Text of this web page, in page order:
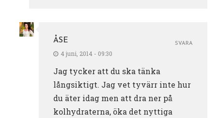
ÅSE
4 juni, 2014 - 09:30
Jag tycker att du ska tänka
långsiktigt. Jag vet tyvärr inte hur
du äter idag men att dra ner på
kolhydraterna, öka det nyttiga
SVARA